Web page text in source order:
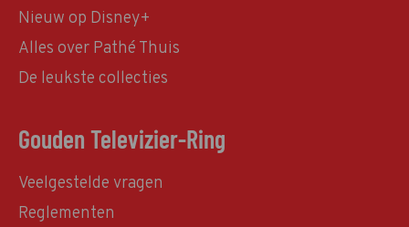
Nieuw op Disney+
Alles over Pathé Thuis
De leukste collecties
Gouden Televizier-Ring
Veelgestelde vragen
Reglementen